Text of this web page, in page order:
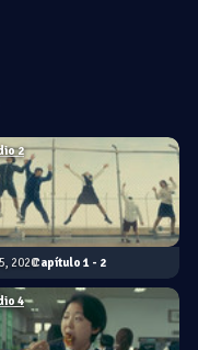
1 - 2
2
2020
4